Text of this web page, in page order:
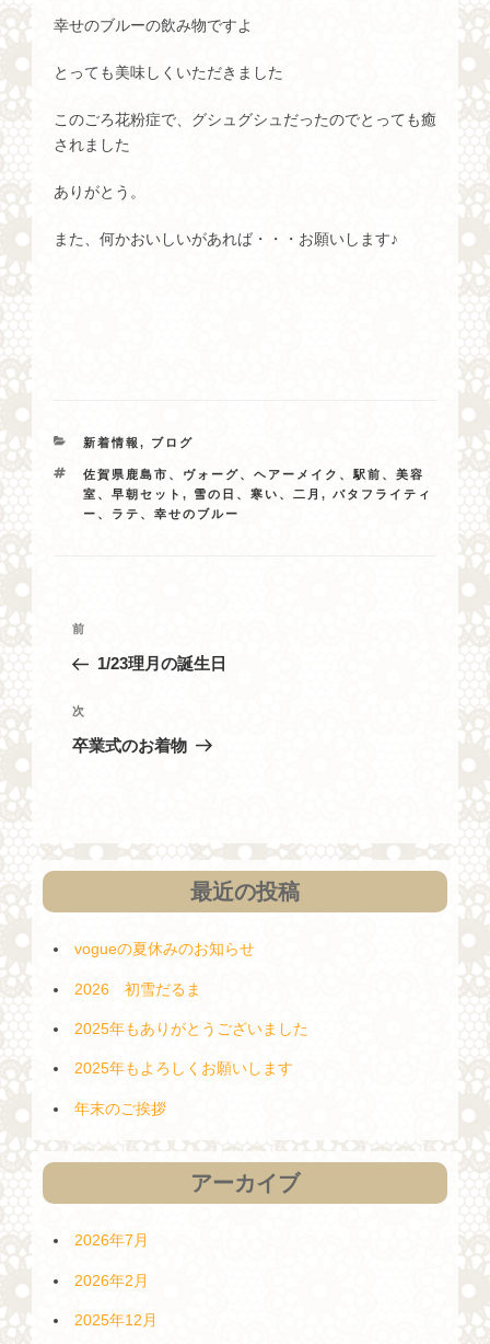
幸せのブルーの飲み物ですよ
とっても美味しくいただきました
このごろ花粉症で、グシュグシュだったのでとっても癒
されました
ありがとう。
また、何かおいしいがあれば・・・お願いします♪
カ
ゴ
リ
新着情報, ブログ
タ
グ
佐賀県鹿島市、ヴォーグ、ヘアーメイク、駅前、美容
室、早朝セット, 雪の日、寒い、二月,バタフライティ
ー、ラテ、幸せのブルー
投
ビ
ゲ
ン
過
去
投
前
1/23理月の誕生日
次
の
次
卒業式のお着物
最近の投稿
vogueの夏休みのお知らせ
2026 初雪だるま
2025年もありがとうございました
2025年もよろしくお願いします
年末のご挨拶
アーカイブ
2026年7月
2026年2月
2025年12月